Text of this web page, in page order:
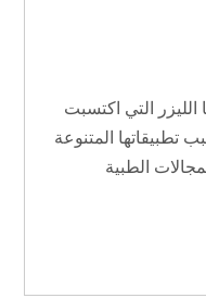
الليزر التي اكتسبت
تطبيقاتها المتنوعة
الطبية